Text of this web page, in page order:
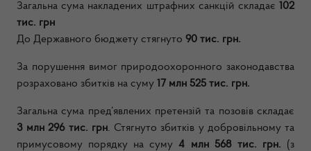
Загальна сума накладених штрафних санкцій складає 102
тис. грн
До Державного бюджету стягнуто 90 тис. грн.
За порушення вимог природоохоронного законодавства
розраховано збитків на суму 17 млн 525 тис. грн.
Загальна сума пред’явлених претензій та позовів складає
3 млн 296 тис. грн. Стягнуто збитків у добровільному та
примусовому порядку на суму 4 млн 568 тис. грн. (з